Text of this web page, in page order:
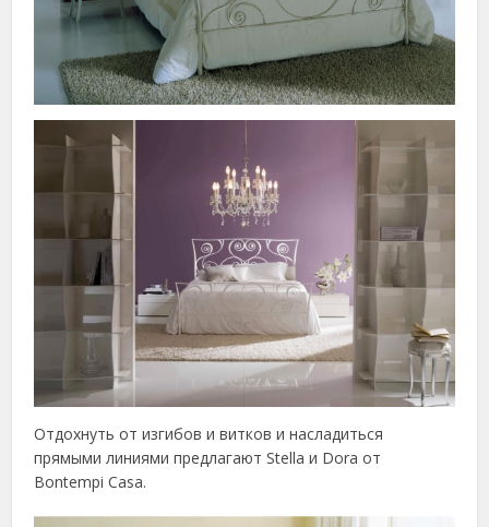
Отдохнуть от изгибов и витков и насладиться
прямыми линиями предлагают Stella и Dora от
Bontempi Casa.